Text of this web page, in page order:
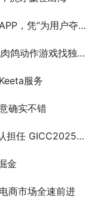
数据控制权”撬动欧美市场
代投；多个游戏项目寻研发/发行
服务
确实不错
大会跨境电商线上峰会演讲嘉宾！
金
商市场全速前进